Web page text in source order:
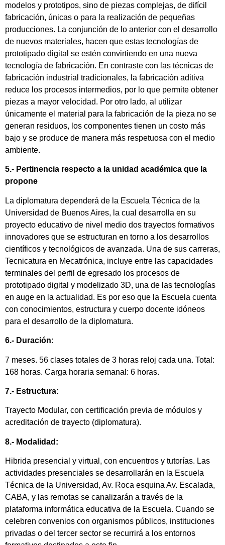
modelos y prototipos, sino de piezas complejas, de difícil
fabricación, únicas o para la realización de pequeñas
producciones. La conjunción de lo anterior con el desarrollo
de nuevos materiales, hacen que estas tecnologías de
prototipado digital se estén convirtiendo en una nueva
tecnología de fabricación. En contraste con las técnicas de
fabricación industrial tradicionales, la fabricación aditiva
reduce los procesos intermedios, por lo que permite obtener
piezas a mayor velocidad. Por otro lado, al utilizar
únicamente el material para la fabricación de la pieza no se
generan residuos, los componentes tienen un costo más
bajo y se produce de manera más respetuosa con el medio
ambiente.
5.- Pertinencia respecto a la unidad académica que la
propone
La diplomatura dependerá de la Escuela Técnica de la
Universidad de Buenos Aires, la cual desarrolla en su
proyecto educativo de nivel medio dos trayectos formativos
innovadores que se estructuran en torno a los desarrollos
científicos y tecnológicos de avanzada. Una de sus carreras,
Tecnicatura en Mecatrónica, incluye entre las capacidades
terminales del perfil de egresado los procesos de
prototipado digital y modelizado 3D, una de las tecnologías
en auge en la actualidad. Es por eso que la Escuela cuenta
con conocimientos, estructura y cuerpo docente idóneos
para el desarrollo de la diplomatura.
6.- Duración:
7 meses. 56 clases totales de 3 horas reloj cada una. Total:
168 horas. Carga horaria semanal: 6 horas.
7.- Estructura:
Trayecto Modular, con certificación previa de módulos y
acreditación de trayecto (diplomatura).
8.- Modalidad:
Hibrida presencial y virtual, con encuentros y tutorías. Las
actividades presenciales se desarrollarán en la Escuela
Técnica de la Universidad, Av. Roca esquina Av. Escalada,
CABA, y las remotas se canalizarán a través de la
plataforma informática educativa de la Escuela. Cuando se
celebren convenios con organismos públicos, instituciones
privadas o del tercer sector se recurrirá a los entornos